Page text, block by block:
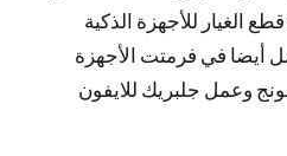
الغيار للأجهزة الذكية
أيضا في فرمتت الأجهزة
وعمل جلبريك للايفون